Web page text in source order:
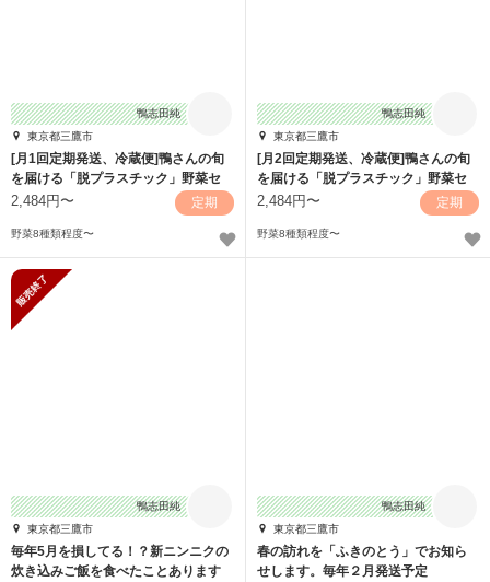
鴨志田純
東京都三鷹市
[月1回定期発送、冷蔵便]鴨さんの旬
を届ける「脱プラスチック」野菜セ
ット
2,484円〜 定期
野菜8種類程度〜
鴨志田純
東京都三鷹市
[月2回定期発送、冷蔵便]鴨さんの旬
を届ける「脱プラスチック」野菜セ
ット
2,484円〜 定期
野菜8種類程度〜
鴨志田純
東京都三鷹市
毎年5月を損してる！？新ニンニクの
炊き込みご飯を食べたことあります
鴨志田純
東京都三鷹市
春の訪れを「ふきのとう」でお知ら
せします。毎年２月発送予定